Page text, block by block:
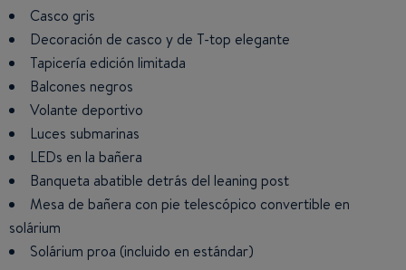
Casco gris
Decoración de casco y de T-top elegante
Tapicería edición limitada
Balcones negros
Volante deportivo
Luces submarinas
LEDs en la bañera
Banqueta abatible detrás del leaning post
Mesa de bañera con pie telescópico convertible en
solárium
Solárium proa (incluido en estándar)